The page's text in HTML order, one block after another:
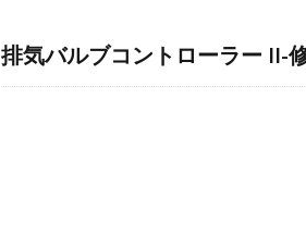
排気バルブコントローラー II-